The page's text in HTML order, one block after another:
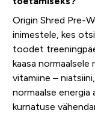
Origin Shred Pre-
inimestele, kes
toodet
kaasa normaalsele
vitamiine –
normaalse energia
kurnatuse